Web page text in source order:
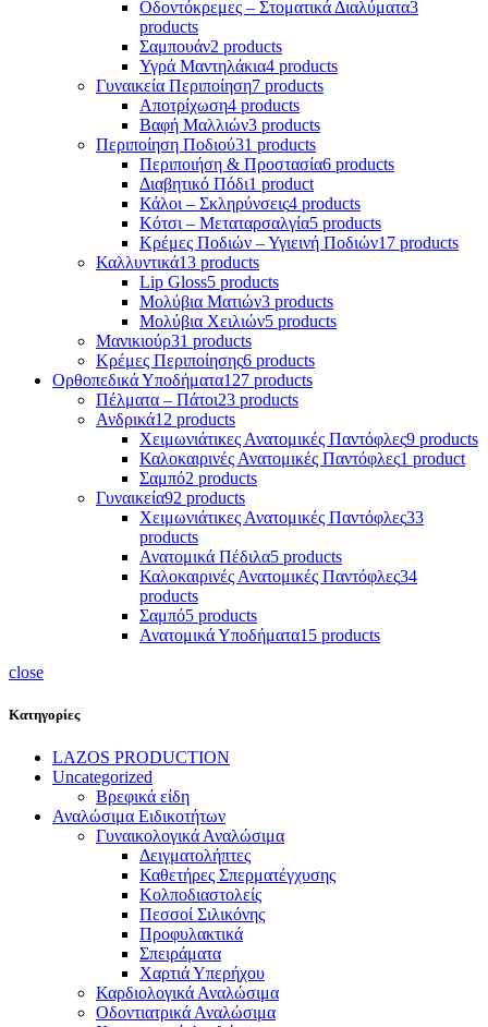
Οδοντόκρεμες – Στοματικά Διαλύματα3
products
Σαμπουάν2 products
Υγρά Μαντηλάκια4 products
Γυναικεία Περιποίηση7 products
Αποτρίχωση4 products
Βαφή Μαλλιών3 products
Περιποίηση Ποδιού31 products
Περιποιήση & Προστασία6 products
Διαβητικό Πόδι1 product
Κάλοι – Σκληρύνσεις4 products
Κότσι – Μεταταρσαλγία5 products
Κρέμες Ποδιών – Υγιεινή Ποδιών17 products
Καλλυντικά13 products
Lip Gloss5 products
Μολύβια Ματιών3 products
Μολύβια Χειλιών5 products
Μανικιούρ31 products
Κρέμες Περιποίησης6 products
Ορθοπεδικά Υποδήματα127 products
Πέλματα – Πάτοι23 products
Ανδρικά12 products
Χειμωνιάτικες Ανατομικές Παντόφλες9 products
Καλοκαιρινές Ανατομικές Παντόφλες1 product
Σαμπό2 products
Γυναικεία92 products
Χειμωνιάτικες Ανατομικές Παντόφλες33
products
Ανατομικά Πέδιλα5 products
Καλοκαιρινές Ανατομικές Παντόφλες34
products
Σαμπό5 products
Ανατομικά Υποδήματα15 products
close
Κατηγορίες
LAZOS PRODUCTION
Uncategorized
Βρεφικά είδη
Αναλώσιμα Ειδικοτήτων
Γυναικολογικά Αναλώσιμα
Δειγματολήπτες
Καθετήρες Σπερματέγχυσης
Κολποδιαστολείς
Πεσσοί Σιλικόνης
Προφυλακτικά
Σπειράματα
Χαρτιά Υπερήχου
Καρδιολογικά Αναλώσιμα
Οδοντιατρικά Αναλώσιμα